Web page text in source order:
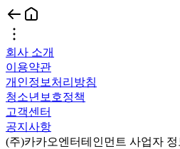
회사 소개
이용약관
개인정보처리방침
청소년보호정책
고객센터
공지사항
(주)카카오엔터테인먼트 사업자 정